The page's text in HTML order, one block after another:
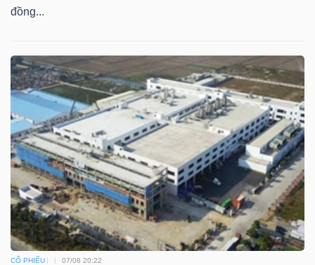
đồng...
CỔ PHIẾU 07/08 20:22